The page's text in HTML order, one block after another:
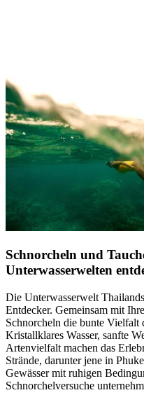
Schnorcheln und
Unterwasserwelten
Die Unterwasserwelt
Entdecker. Gemeinsam mit
Schnorcheln die bunte Vielfalt
Kristallklares Wasser, sanfte
Artenvielfalt machen das
Strände, darunter jene in
Gewässer mit ruhigen
Schnorchelversuche